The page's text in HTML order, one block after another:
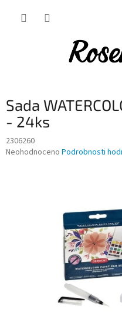
Sada
- 24ks
2306260
Průměrné
Neohodnoceno Podrobnosti